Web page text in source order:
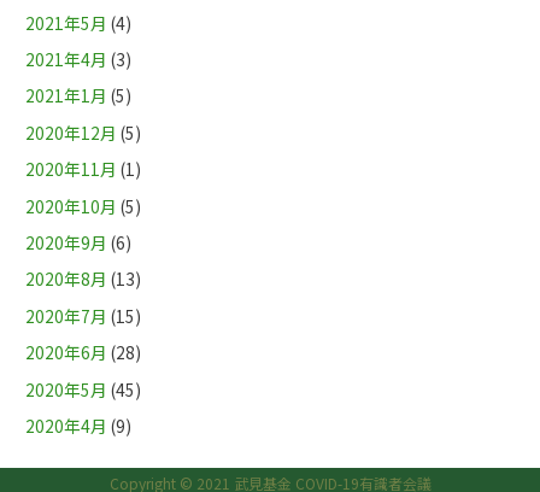
2021年5月 (4)
2021年4月 (3)
2021年1月 (5)
2020年12月 (5)
2020年11月 (1)
2020年10月 (5)
2020年9月 (6)
2020年8月 (13)
2020年7月 (15)
2020年6月 (28)
2020年5月 (45)
2020年4月 (9)
Copyright © 2021 武見基金 COVID-19有識者会議